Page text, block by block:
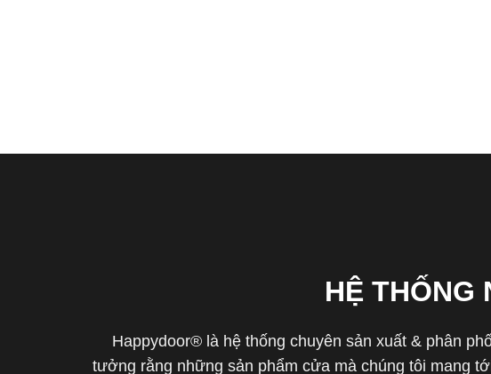
HỆ THỐNG
Happydoor® là hệ thống chuyên sản xuất & phân
tưởng rằng những sản phẩm cửa mà chúng tôi mang